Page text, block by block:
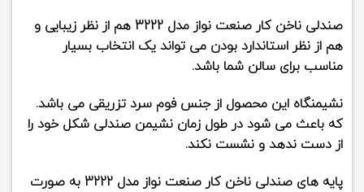
صندلی ناخن کار صنعت نواز مدل 3222
هم از نظر زیبایی و
هم از نظر استاندارد بودن می تواند یک انتخاب بسیار
مناسب برای سالن شما باشد.
نشیمنگاه این محصول از جنسفوم سرد تزریقی می باشد.
که باعث می شود در طول زمان نشیمن صندلی شکل خود را
از دست ندهد و نشست نکند.
پایه های صندلی ناخن کار صنعت نواز مدل 3222
به صورت